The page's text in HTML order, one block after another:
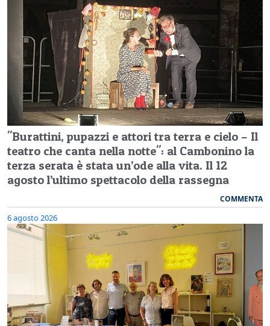
"Burattini, pupazzi e attori tra terra e cielo – Il
teatro che canta nella notte": al Cambonino la
terza serata è stata un’ode alla vita. Il 12
agosto l’ultimo spettacolo della rassegna
COMMENTA
6 agosto 2026